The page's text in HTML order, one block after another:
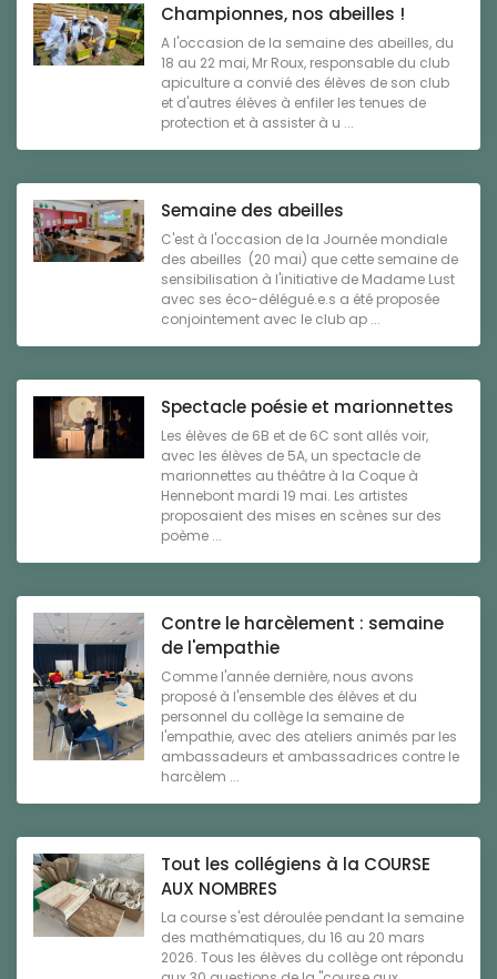
Championnes, nos abeilles !
A l'occasion de la semaine des abeilles, du
18 au 22 mai, Mr Roux, responsable du club
apiculture a convié des élèves de son club
et d'autres élèves à enfiler les tenues de
protection et à assister à u ...
Semaine des abeilles
C'est à l'occasion de la Journée mondiale
des abeilles (20 mai) que cette semaine de
sensibilisation à l'initiative de Madame Lust
avec ses éco-délégué.e.s a été proposée
conjointement avec le club ap ...
Spectacle poésie et marionnettes
Les élèves de 6B et de 6C sont allés voir,
avec les élèves de 5A, un spectacle de
marionnettes au théâtre à la Coque à
Hennebont mardi 19 mai. Les artistes
proposaient des mises en scènes sur des
poème ...
Contre le harcèlement : semaine
de l'empathie
Comme l'année dernière, nous avons
proposé à l'ensemble des élèves et du
personnel du collège la semaine de
l'empathie, avec des ateliers animés par les
ambassadeurs et ambassadrices contre le
harcèlem ...
Tout les collégiens à la COURSE
AUX NOMBRES
La course s'est déroulée pendant la semaine
des mathématiques, du 16 au 20 mars
2026. Tous les élèves du collège ont répondu